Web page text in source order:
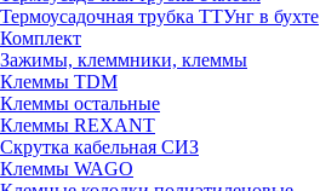
Термоусадочная трубка ТТУнг в бухте
Комплект
Зажимы, клеммники, клеммы
Клеммы TDM
Клеммы остальные
Клеммы REXANT
Скрутка кабельная СИЗ
Клеммы WAGO